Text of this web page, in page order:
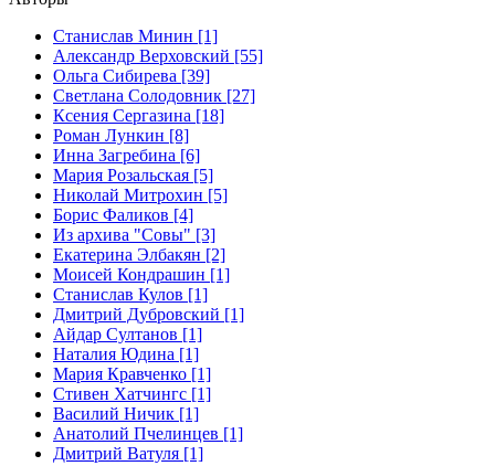
Станислав Минин [1]
Александр Верховский [55]
Ольга Сибирева [39]
Светлана Солодовник [27]
Ксения Сергазина [18]
Роман Лункин [8]
Инна Загребина [6]
Мария Розальская [5]
Николай Митрохин [5]
Борис Фаликов [4]
Из архива "Совы" [3]
Екатерина Элбакян [2]
Моисей Кондрашин [1]
Станислав Кулов [1]
Дмитрий Дубровский [1]
Айдар Султанов [1]
Наталия Юдина [1]
Мария Кравченко [1]
Стивен Хатчингс [1]
Василий Ничик [1]
Анатолий Пчелинцев [1]
Дмитрий Ватуля [1]